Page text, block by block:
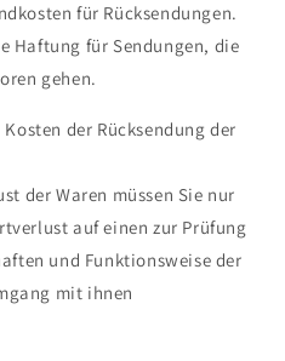
für Rücksendungen.
Haftung für Sendungen, die
gehen.
der Rücksendung der
der Waren müssen Sie nur
auf einen zur Prüfung
und Funktionsweise der
mit ihnen